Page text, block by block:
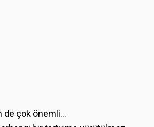
de çok önemli...